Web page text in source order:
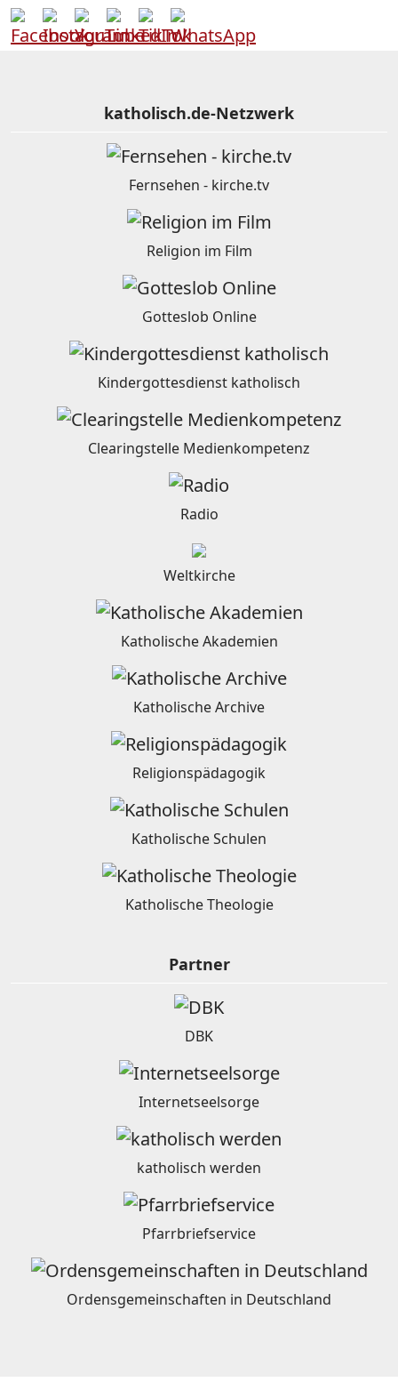
katholisch.de-Netzwerk
Fernsehen - kirche.tv
Religion im Film
Gotteslob Online
Kindergottesdienst katholisch
Clearingstelle Medienkompetenz
Radio
Weltkirche
Katholische Akademien
Katholische Archive
Religionspädagogik
Katholische Schulen
Katholische Theologie
Partner
DBK
Internetseelsorge
katholisch werden
Pfarrbriefservice
Ordensgemeinschaften in Deutschland